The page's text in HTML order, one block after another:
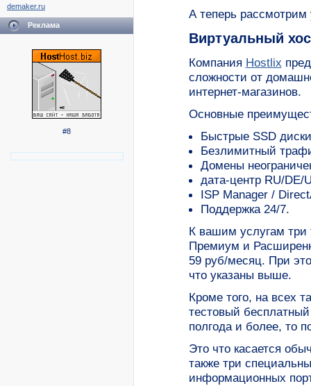
demaker.ru
Реклама
#8
А теперь рассмотрим
Виртуальный
Компания Hostlix
сложности от
интернет-магазинов.
Основные
Быстрые SSD
Безлимитный
Домены
дата-центр RU/DE/
ISP Manager /
Поддержка 24/7.
К вашим услугам три
Премиум и
59 руб/месяц. При
что указаны выше.
Кроме того, на всех
тестовый
полгода и более, то
Это что касается
также три
информационных